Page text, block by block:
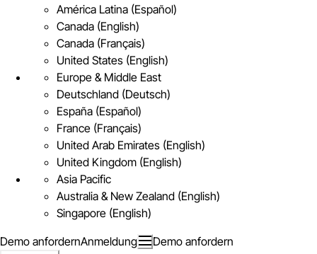
América Latina (Español)
Canada (English)
Canada (Français)
United States (English)
Europe & Middle East
Deutschland (Deutsch)
España (Español)
France (Français)
United Arab Emirates (English)
United Kingdom (English)
Asia Pacific
Australia & New Zealand (English)
Singapore (English)
Demo anfordernAnmeldung Demo anfordern